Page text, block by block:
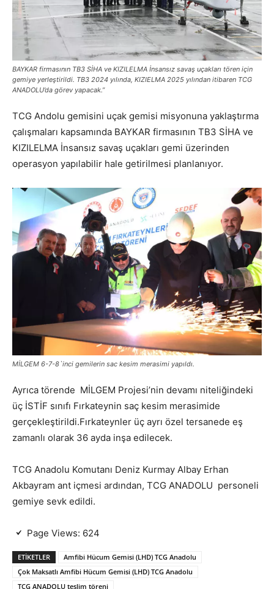
BAYKAR firmasının TB3 SİHA ve KIZILELMA İnsansız savaş uçakları tören için
gemiye yerleştirildi. TB3 2024 yılında, KIZIELMA 2025 yılından itibaren TCG
ANADOLU’da görev yapacak.”
TCG Andolu gemisini uçak gemisi misyonuna yaklaştırma
çalışmaları kapsamında BAYKAR firmasının TB3 SİHA ve
KIZILELMA İnsansız savaş uçakları gemi üzerinden
operasyon yapılabilir hale getirilmesi planlanıyor.
MİLGEM 6-7-8`inci gemilerin sac kesim merasimi yapıldı.
Ayrıca törende MİLGEM Projesi’nin devamı niteliğindeki
üç İSTİF sınıfı Fırkateynin saç kesim merasimide
gerçekleştirildi.Fırkateynler üç ayrı özel tersanede eş
zamanlı olarak 36 ayda inşa edilecek.
TCG Anadolu Komutanı Deniz Kurmay Albay Erhan
Akbayram ant içmesi ardından, TCG ANADOLU personeli
gemiye sevk edildi.
Page Views: 624
ETIKETLER
Amfibi Hücum Gemisi (LHD) TCG Anadolu
Çok Maksatlı Amfibi Hücum Gemisi (LHD) TCG Anadolu
TCG ANADOLU teslim töreni